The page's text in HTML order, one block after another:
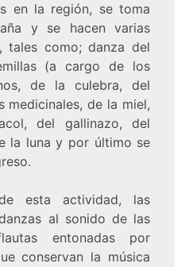
en la región, se toma
y se hacen varias
tales como; danza del
(a cargo de los
de la culebra, del
medicinales, de la miel,
del gallinazo, del
la luna y por último se
esta actividad, las
al sonido de las
entonadas por
conservan la música